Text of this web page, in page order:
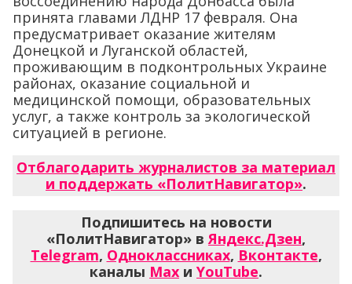
принята главами ЛДНР 17 февраля. Она
предусматривает оказание жителям
Донецкой и Луганской областей,
проживающим в подконтрольных Украине
районах, оказание социальной и
медицинской помощи, образовательных
услуг, а также контроль за экологической
ситуацией в регионе.
Отблагодарить журналистов за материал
и поддержать «ПолитНавигатор».
Подпишитесь на новости
«ПолитНавигатор» в Яндекс.Дзен,
Telegram, Одноклассниках, Вконтакте,
каналы Max и YouTube.